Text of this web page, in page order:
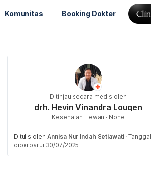
Komunitas Booking Dokter
Ditinjau secara medis oleh
drh. Hevin Vinandra Louqen
Kesehatan Hewan · None
Ditulis oleh Annisa Nur Indah Setiawati · Tanggal
diperbarui 30/07/2025